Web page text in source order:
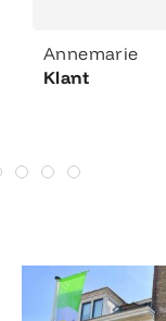
Annemarie
Klant